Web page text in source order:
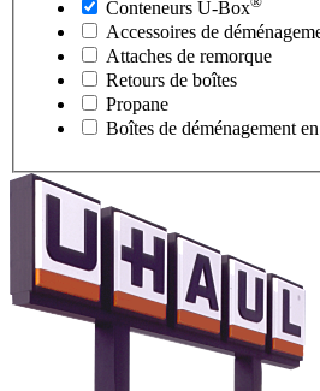
Conteneurs U-Box
Accessoires de
Attaches de remorque
Retours de boîtes
Propane
Boîtes de déménagement